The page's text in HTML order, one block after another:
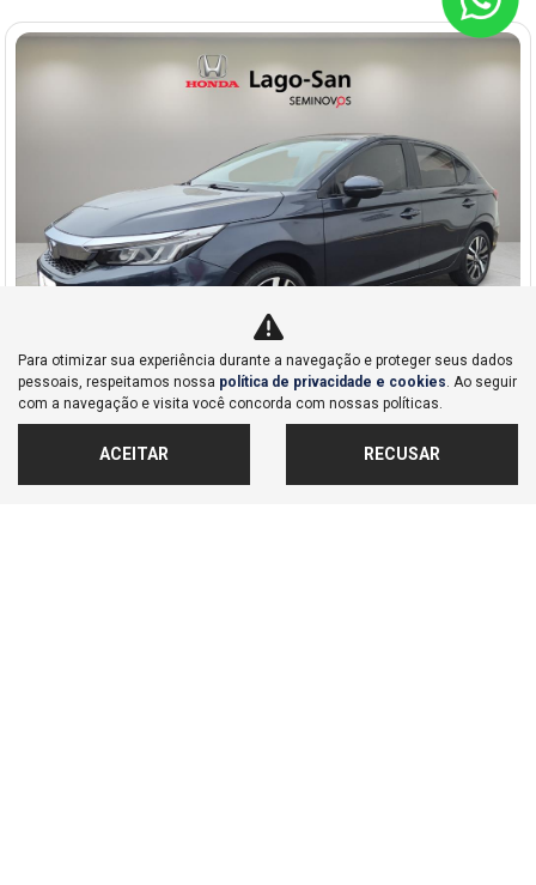
Co
mp
arti
Honda
CITY 1.5 I-VTEC FLEX HATCH EXL CVT
Para otimizar sua experiência durante a navegação e proteger seus dados
pessoais, respeitamos nossa política de privacidade e cookies. Ao seguir
com a navegação e visita você concorda com nossas políticas.
ACEITAR RECUSAR